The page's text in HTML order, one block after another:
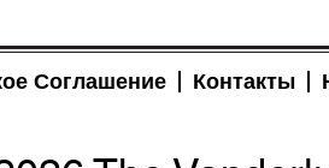
Соглашение Контакты